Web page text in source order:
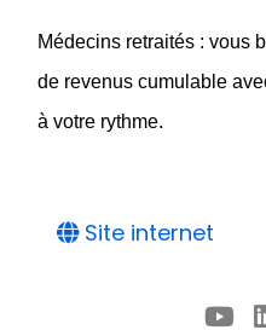
Médecins retraités : vous
de revenus cumulable
à votre rythme.
Site internet